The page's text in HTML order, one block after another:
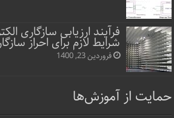
فرآیند ارزیابی سازگاری
شرایط لازم برای احراز
فروردین 23, 1400
حمایت از آموزش‌ها